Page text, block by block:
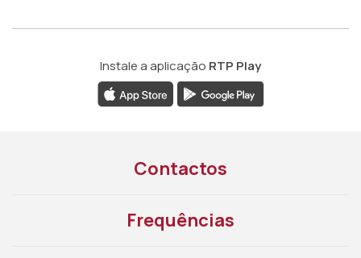
Instale a aplicação RTP Play
Contactos
Frequências